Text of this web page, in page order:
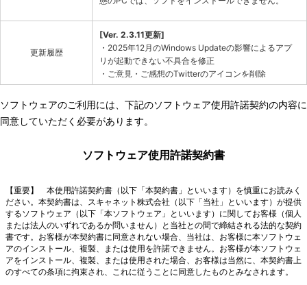
更新履歴
[Ver. 2.3.11更新]
・2025年12月のWindows Updateの影響によるアプ
リが起動できない不具合を修正
・ご意見・ご感想のTwitterのアイコンを削除
[Ver. 2.3.10更新]
・データビューで選択肢「0」が選択肢ラベルで表示
されない不具合を修正
[Ver. 2.3.9更新]
トをコピーした時の不具合修正
不具合修正
[Ver. 2.3.3更新]
・印刷用Wordファイルの縦書きテキストボックスを右
から左に出力するように修正
・自由記述欄出力で高DPIだと出力画像がずれる不具
合を修正
[Ver. 2.3.1更新]
ソフトウェアのご利用には、下記のソフトウェア使用許諾契約の内容に
同意していただく必要があります。